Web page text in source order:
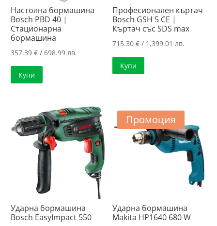
Настолна бормашина
Bosch PBD 40 |
Стационарна
бормашина
357.39€ / 698.99 лв.
Купи
Професионален къртач
Bosch GSH 5 CE |
Къртач със SDS max
715.30€ / 1,399.01 лв.
Купи
Ударна бормашина
Bosch EasyImpact 550
Промоция
Ударна бормашина
Makita HP1640 680 W